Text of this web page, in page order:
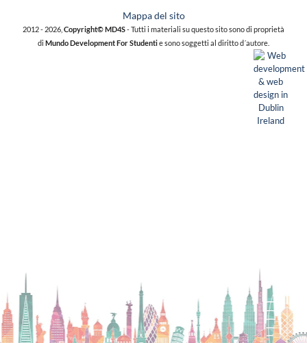
Mappa del sito
2012 - 2026, Copyright© MD4S- Tutti i materiali su questo sito sono di proprietà
di Mundo Development For Studentie sono soggetti al diritto d´autore.